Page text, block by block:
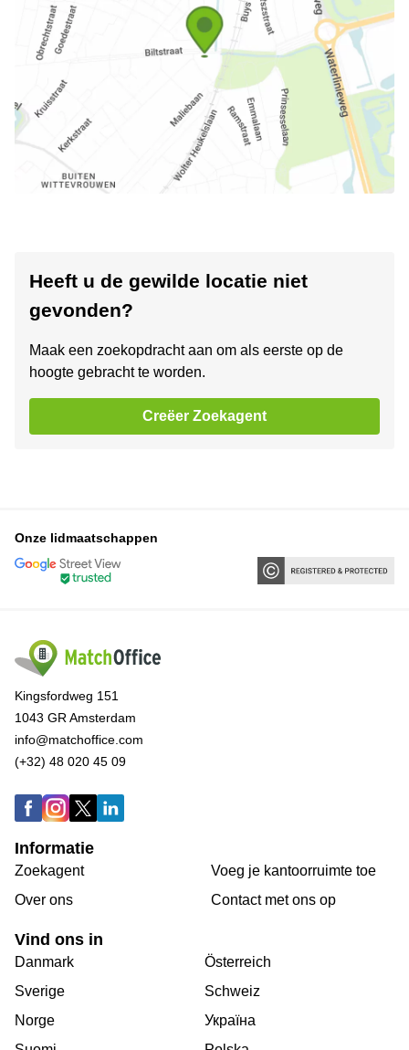
Heeft u de gewilde locatie niet
gevonden?
Maak een zoekopdracht aan om als eerste op de
hoogte gebracht te worden.
Creëer Zoekagent
Onze lidmaatschappen
Kingsfordweg 151
1043 GR Amsterdam
info@matchoffice.com
(+32) 48 020 45 09
Informatie
Zoekagent
Over ons
Voeg je kantoorruimte toe
Сontact met ons op
Vind ons in
Danmark
Sverige
Norge
Österreich
Schweiz
Україна